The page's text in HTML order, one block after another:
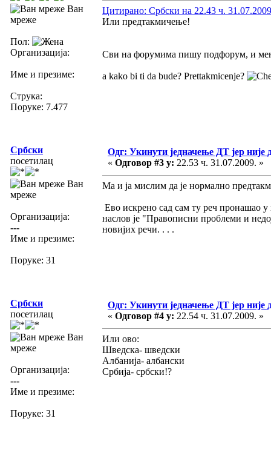
Ван
мреже
Пол:
Организација:
Име и презиме:
Струка:
Поруке: 7.477
Цитирано: Србски на 22.43 ч.
Или предтакмичење!
Сви на форумима пишу подфорум, и
a kako bi ti da bude? Prettakmicenje?
Србски
посетилац
Ван
мреже
Организација:
---
Име и презиме:
Поруке: 31
Одг: Укинути једначење ДТ јер није
« Одговор #3 у: 22.53 ч. 31.07.2009. »
Ма и ја мислим да је нормално
Ево искрено сад сам ту реч пронашао
наслов је "Правописни проблеми и
новијих речи. . . .
Србски
посетилац
Ван
мреже
Организација:
---
Име и презиме:
Поруке: 31
Одг: Укинути једначење ДТ јер није
« Одговор #4 у: 22.54 ч. 31.07.2009. »
Или ово:
Шведска- шведски
Албанија- албански
Србија- србски!?